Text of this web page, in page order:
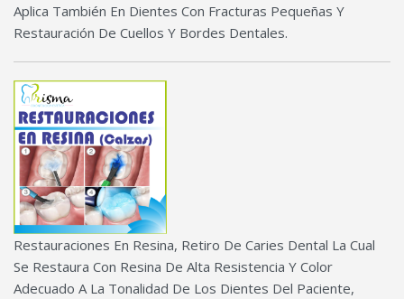
Aplica También En Dientes Con Fracturas Pequeñas Y
Restauración De Cuellos Y Bordes Dentales.
Restauraciones En Resina, Retiro De Caries Dental La Cual
Se Restaura Con Resina De Alta Resistencia Y Color
Adecuado A La Tonalidad De Los Dientes Del Paciente,